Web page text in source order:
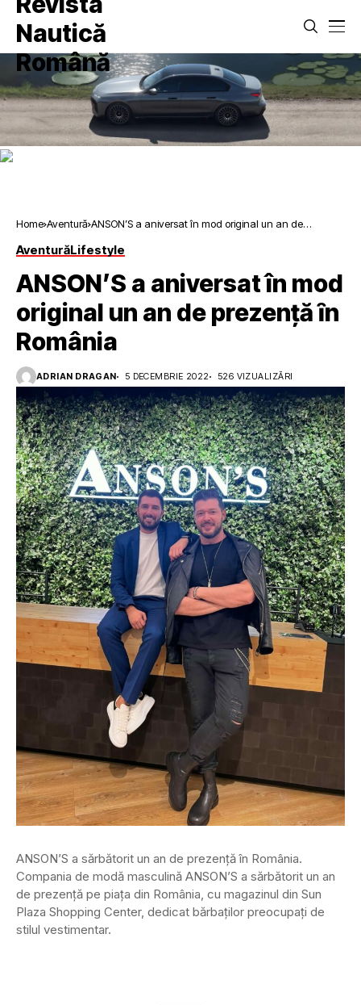
Home Aventură ANSON’S a aniversat în mod original un an de
AventurăLifestyle
ANSON’S a aniversat în mod
original un an de prezență ȋn
România
ADRIAN DRAGAN 5 DECEMBRIE 2022 526 VIZUALIZĂRI
ANSON’S a sărbătorit un an de prezență în România.
Compania de modă masculină ANSON’S a sărbătorit un an
de prezență pe piața din România, cu magazinul din Sun
Plaza Shopping Center, dedicat bărbaților preocupaţi de
stilul vestimentar.